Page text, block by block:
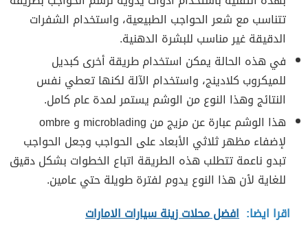
تتناسب مع شعر الحواجب الطبيعية، واستخدام الشفرات
الدقيقة غير مناسب للبشرة الدهنية.
في هذه الحالة يمكن استخدام طريقة أخرى كبديل
للميكروب كلادينج، واستخدام الآلة لكنها تعطي نفس
النتائج وهذا النوع من الوشم يستمر لمدة عام كامل.
هذا الوشم عبارة عن مزيج من microblading و ombre
لإضفاء مظهر ثلاثي الأبعاد على الحواجب وجعل الحواجب
تبدو ناعمة تتطلب هذه الطريقة اتباع الخطوات بشكل دقيق
للغاية لأن هذا النوع يدوم لفترة طويلة حتي عامين.
اقرا ايضا: افضل محلات زينة سيارات الامارات